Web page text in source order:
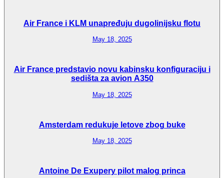
Air France i KLM unapređuju dugolinijsku flotu
May 18, 2025
Air France predstavio novu kabinsku konfiguraciju i
sedišta za avion A350
May 18, 2025
Amsterdam redukuje letove zbog buke
May 18, 2025
Antoine De Exupery pilot malog princa